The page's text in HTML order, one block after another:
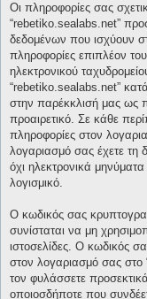
Οι πληροφορίες σας
“rebetiko.sealabs.net”
δεδομένων που ισχύουν
πληροφορίες επιπλέον
ηλεκτρονικού
“rebetiko.sealabs.net” κατά
στην παρέκκλισή μας ως
προαιρετικό. Σε κάθε
πληροφορίες στον
λογαριασμό σας έχετε τη
όχι ηλεκτρονικά
λογισμικό.
Ο κωδικός σας
συνίσταται να μη
ιστοσελίδες. Ο κωδικός
στον λογαριασμό σας
τον φυλάσσετε
οποιοσδήποτε που